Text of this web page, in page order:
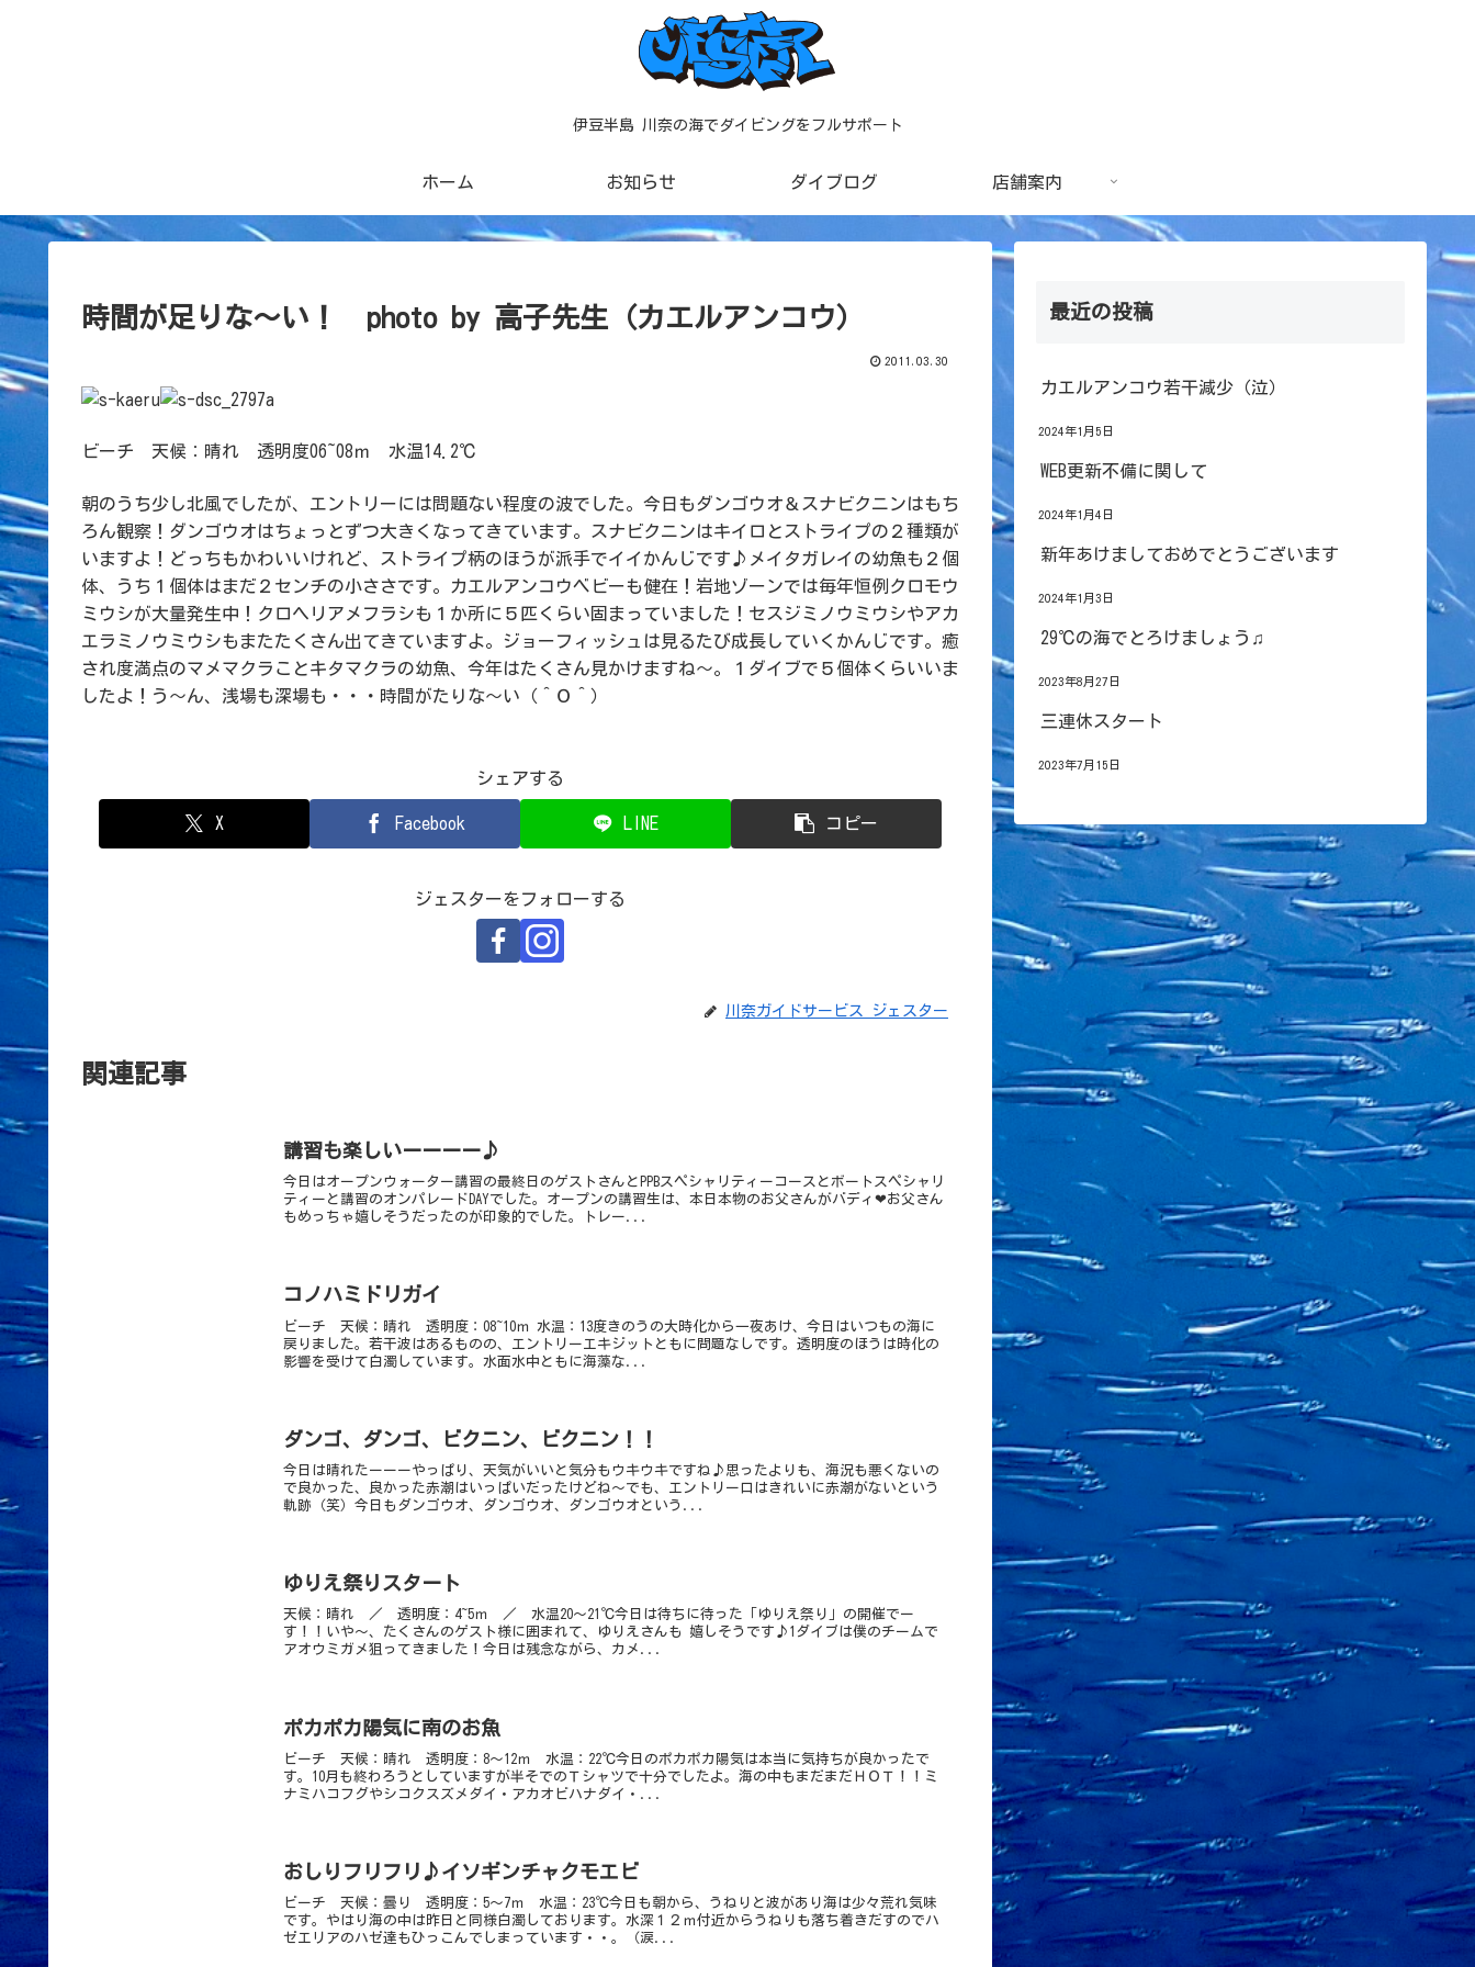
伊豆半島 川奈の海でダイビングをフルサポート
ホーム お知らせ ダイブログ 店舗案内
時間が足りな～い！ photo by 高子先生（カエルアンコウ）
2011.03.30
ビーチ 天候：晴れ 透明度06~08ｍ 水温14.2℃
朝のうち少し北風でしたが、エントリーには問題ない程度の波でした。今日もダンゴウオ＆スナビクニンはもち
ろん観察！ダンゴウオはちょっとずつ大きくなってきています。スナビクニンはキイロとストライプの２種類が
いますよ！どっちもかわいいけれど、ストライプ柄のほうが派手でイイかんじです♪メイタガレイの幼魚も２個
体、うち１個体はまだ２センチの小ささです。カエルアンコウベビーも健在！岩地ゾーンでは毎年恒例クロモウ
ミウシが大量発生中！クロヘリアメフラシも１か所に５匹くらい固まっていました！セスジミノウミウシやアカ
エラミノウミウシもまたたくさん出てきていますよ。ジョーフィッシュは見るたび成長していくかんじです。癒
され度満点のマメマクラことキタマクラの幼魚、今年はたくさん見かけますね～。１ダイブで５個体くらいいま
したよ！う～ん、浅場も深場も・・・時間がたりな～い（＾Ｏ＾）
シェアする
X Facebook LINE コピー
ジェスターをフォローする
川奈ガイドサービス ジェスター
関連記事
講習も楽しいーーーー♪
今日はオープンウォーター講習の最終日のゲストさんとPPBスペシャリティーコースとボートスペシャリ
ティーと講習のオンパレードDAYでした。オープンの講習生は、本日本物のお父さんがバディ❤お父さん
もめっちゃ嬉しそうだったのが印象的でした。トレー...
コノハミドリガイ
ビーチ 天候：晴れ 透明度：08~10ｍ 水温：13度きのうの大時化から一夜あけ、今日はいつもの海に
戻りました。若干波はあるものの、エントリーエキジットともに問題なしです。透明度のほうは時化の
影響を受けて白濁しています。水面水中ともに海藻な...
ダンゴ、ダンゴ、ビクニン、ビクニン！！
今日は晴れたーーーやっぱり、天気がいいと気分もウキウキですね♪思ったよりも、海況も悪くないの
で良かった、良かった赤潮はいっぱいだったけどね～でも、エントリー口はきれいに赤潮がないという
軌跡（笑）今日もダンゴウオ、ダンゴウオ、ダンゴウオという...
ゆりえ祭りスタート
天候：晴れ ／ 透明度：4~5ｍ ／ 水温20～21℃今日は待ちに待った「ゆりえ祭り」の開催でー
す！！いや～、たくさんのゲスト様に囲まれて、ゆりえさんも 嬉しそうです♪1ダイブは僕のチームで
アオウミガメ狙ってきました！今日は残念ながら、カメ...
ポカポカ陽気に南のお魚
ビーチ 天候：晴れ 透明度：8～12ｍ 水温：22℃今日のポカポカ陽気は本当に気持ちが良かったで
す。10月も終わろうとしていますが半そでのＴシャツで十分でしたよ。海の中もまだまだＨＯＴ！！ミ
ナミハコフグやシコクスズメダイ・アカオビハナダイ・...
おしりフリフリ♪イソギンチャクモエビ
ビーチ 天候：曇り 透明度：5～7ｍ 水温：23℃今日も朝から、うねりと波があり海は少々荒れ気味
です。やはり海の中は昨日と同様白濁しております。水深１２ｍ付近からうねりも落ち着きだすのでハ
ゼエリアのハゼ達もひっこんでしまっています・・。（涙...
最近の投稿
カエルアンコウ若干減少（泣）
2024年1月5日
WEB更新不備に関して
2024年1月4日
新年あけましておめでとうございます
2024年1月3日
29℃の海でとろけましょう♫
2023年8月27日
三連休スタート
2023年7月15日